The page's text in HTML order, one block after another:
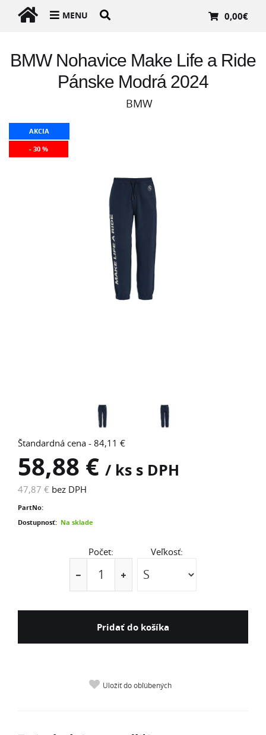
MENU 0,00€
BMW Nohavice Make Life a Ride
Pánske Modrá 2024
BMW
AKCIA
- 30 %
Štandardná cena - 84,11 €
58,88 € / ks s DPH
47,87 € bez DPH
PartNo:
Dostupnosť: Na sklade
Počet: Veľkosť:
Pridať do košíka
Uložiť do obľúbených